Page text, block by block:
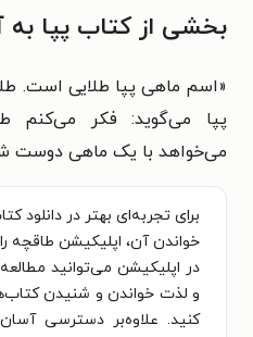
بخشی از کتاب پپا به
«اسم ماهی پپا طلایی است.
پپا می‌گوید: فکر می‌کنم
می‌خواهد با یک ماهی دوست
برای تجربه‌ای بهتر در دانلود
خواندن آن، اپلیکیشن طاقچه
در اپلیکیشن می‌توانید
و لذت خواندن و شنیدن
کنید. علاوه‌بر دسترسی